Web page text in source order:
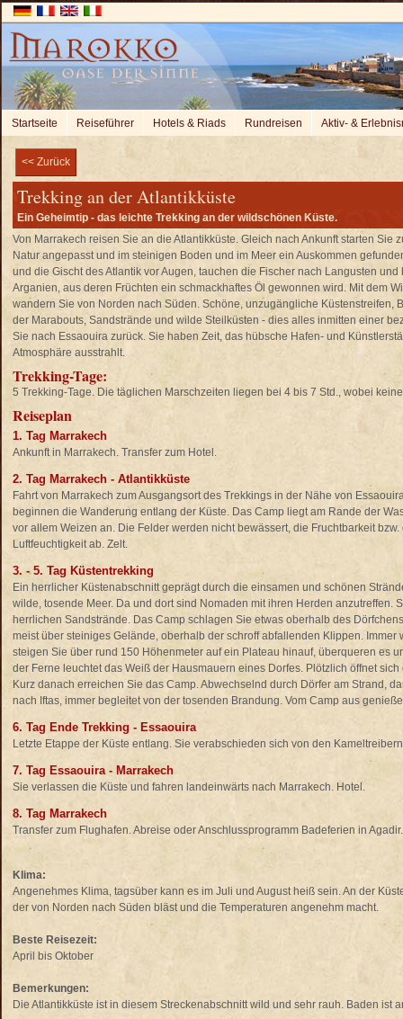
Startseite Reiseführer Hotels & Riads Rundreisen Aktiv- &
<< Zurück
Trekking an der Atlantikküste
Ein Geheimtip - das leichte Trekking an der wildschönen Küste.
Von Marrakech reisen Sie an die Atlantikküste. Gleich nach Ankunft starten Sie
Natur angepasst und im steinigen Boden und im Meer ein Auskommen
und die Gischt des Atlantik vor Augen, tauchen die Fischer nach Langusten
Arganien, aus deren Früchten ein schmackhaftes Öl gewonnen wird. Mit dem
wandern Sie von Norden nach Süden. Schöne, unzugängliche Küstenstreifen,
der Marabouts, Sandstrände und wilde Steilküsten - dies alles inmitten einer
Sie nach Essaouira zurück. Sie haben Zeit, das hübsche Hafen- und
Atmosphäre ausstrahlt.
Trekking-Tage:
5 Trekking-Tage. Die täglichen Marschzeiten liegen bei 4 bis 7 Std., wobei
Reiseplan
1. Tag Marrakech
Ankunft in Marrakech. Transfer zum Hotel.
2. Tag Marrakech - Atlantikküste
Fahrt von Marrakech zum Ausgangsort des Trekkings in der Nähe von
beginnen die Wanderung entlang der Küste. Das Camp liegt am Rande der
vor allem Weizen an. Die Felder werden nicht bewässert, die Fruchtbarkeit
Luftfeuchtigkeit ab. Zelt.
3. - 5. Tag Küstentrekking
Ein herrlicher Küstenabschnitt geprägt durch die einsamen und schönen
wilde, tosende Meer. Da und dort sind Nomaden mit ihren Herden anzutreffen.
herrlichen Sandstrände. Das Camp schlagen Sie etwas oberhalb des
meist über steiniges Gelände, oberhalb der schroff abfallenden Klippen.
steigen Sie über rund 150 Höhenmeter auf ein Plateau hinauf, überqueren es
der Ferne leuchtet das Weiß der Hausmauern eines Dorfes. Plötzlich öffnet
Kurz danach erreichen Sie das Camp. Abwechselnd durch Dörfer am Strand,
nach Iftas, immer begleitet von der tosenden Brandung. Vom Camp aus
6. Tag Ende Trekking - Essaouira
Letzte Etappe der Küste entlang. Sie verabschieden sich von den
7. Tag Essaouira - Marrakech
Sie verlassen die Küste und fahren landeinwärts nach Marrakech. Hotel.
8. Tag Marrakech
Transfer zum Flughafen. Abreise oder Anschlussprogramm Badeferien in Agadir.
Klima:
Angenehmes Klima, tagsüber kann es im Juli und August heiß sein. An der
der von Norden nach Süden bläst und die Temperaturen angenehm macht.
Beste Reisezeit:
April bis Oktober
Bemerkungen:
Die Atlantikküste ist in diesem Streckenabschnitt wild und sehr rauh. Baden ist